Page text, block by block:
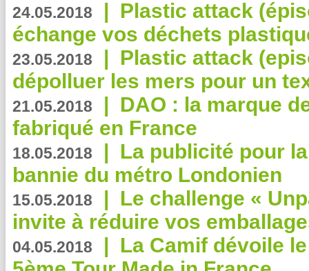
24.05.2018 | Plastic attack
échange vos déchets
23.05.2018 | Plastic attack
dépolluer les mers pour un
21.05.2018 | DAO : la marque
fabriqué en France
18.05.2018 | La publicité pour
bannie du métro Londonien
15.05.2018 | Le challenge «
invite à réduire vos
04.05.2018 | La Camif dévoile